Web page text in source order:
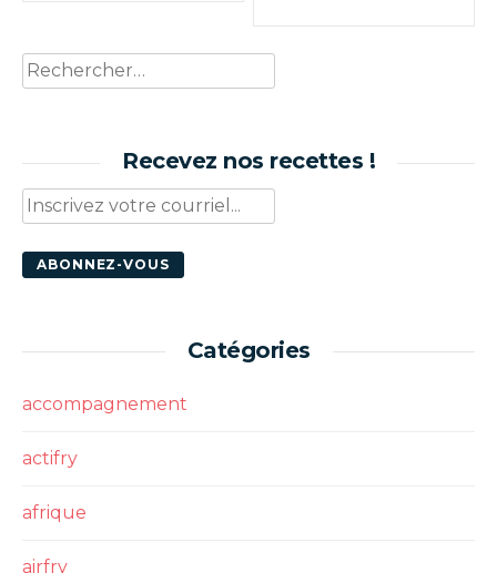
Rechercher :
Recevez nos recettes !
Catégories
accompagnement
actifry
afrique
airfry